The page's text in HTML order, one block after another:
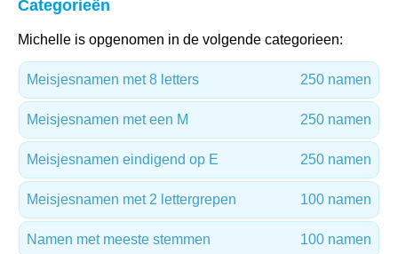
Categorieën
Michelle is opgenomen in de volgende categorieen:
Meisjesnamen met 8 letters 250 namen
Meisjesnamen met een M 250 namen
Meisjesnamen eindigend op E 250 namen
Meisjesnamen met 2 lettergrepen 100 namen
Namen met meeste stemmen 100 namen